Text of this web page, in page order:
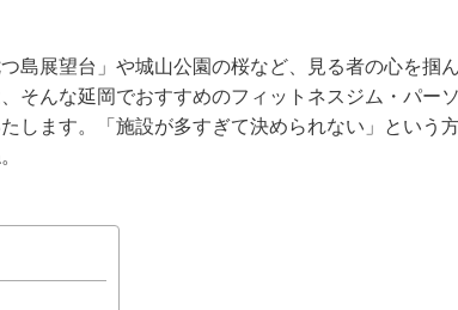
島展望台」や城山公園の桜など、見る者の心を掴ん
そんな延岡でおすすめのフィットネスジム・パーソ
します。「施設が多すぎて決められない」という